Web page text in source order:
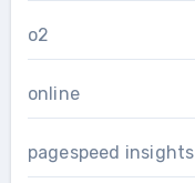
o2
online
pagespeed insights